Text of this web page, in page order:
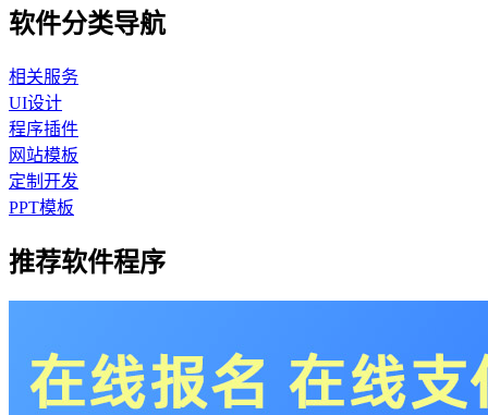
软件分类导航
相关服务
UI设计
程序插件
网站模板
定制开发
PPT模板
推荐软件程序